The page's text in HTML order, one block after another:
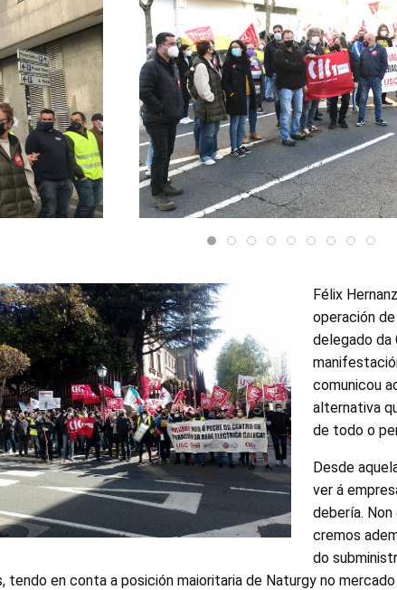
Félix
operación
delegado da
comunicou
alternativa
de todo o
Desde
ver á
debería.
cremos
do
tendo en conta a posición maioritaria de Naturgy no